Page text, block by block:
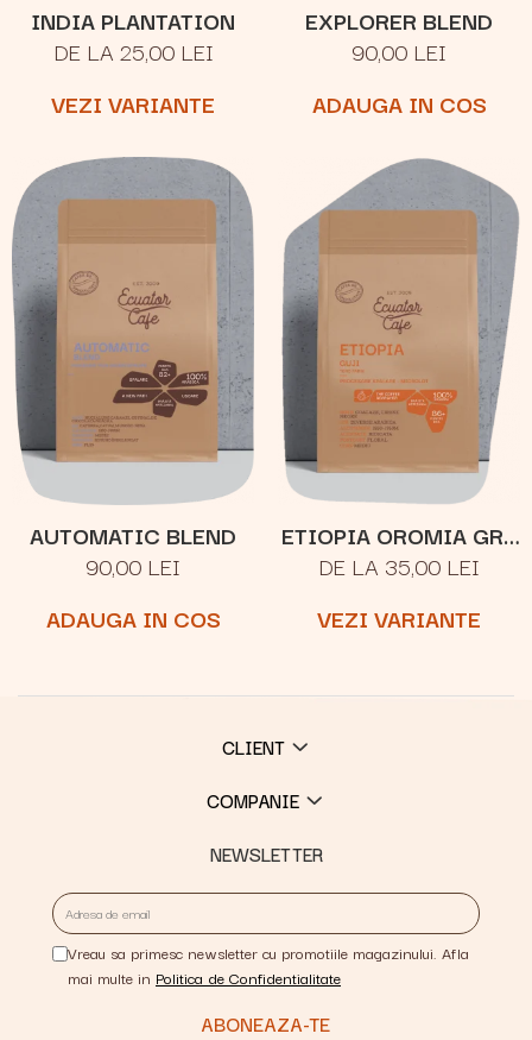
INDIA PLANTATION
DE LA 25,00 LEI
VEZI VARIANTE
EXPLORER BLEND
90,00 LEI
ADAUGA IN COS
AUTOMATIC BLEND
90,00 LEI
ADAUGA IN COS
ETIOPIA OROMIA GR.1
NATURAL
DE LA 35,00 LEI
VEZI VARIANTE
CLIENT
COMPANIE
NEWSLETTER
Vreau sa primesc newsletter cu promotiile magazinului. Afla
mai multe in Politica de Confidentialitate